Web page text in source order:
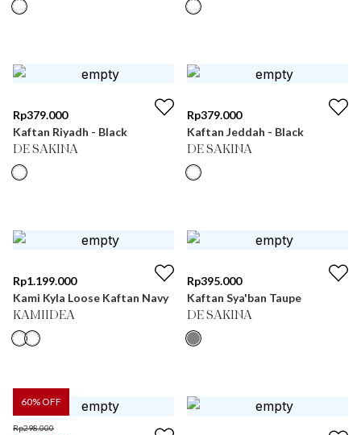
Rp379.000
Kaftan Riyadh - Black
DE SAKINA
Rp379.000
Kaftan Jeddah - Black
DE SAKINA
Rp1.199.000
Kami Kyla Loose Kaftan Navy
KAMIIDEA
Rp395.000
Kaftan Sya'ban Taupe
DE SAKINA
60% OFF
Rp298.000